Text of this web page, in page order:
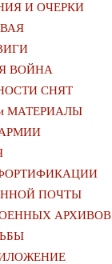
И ОЧЕРКИ
ВОЙНА
СНЯТ
МАТЕРИАЛЫ
ПОЧТЫ
АРХИВОВ